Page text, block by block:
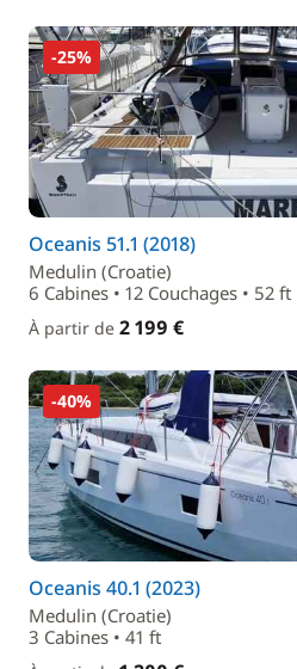
-25%
Oceanis 51.1 (2018)
Medulin (Croatie)
6 Cabines • 12 Couchages • 52 ft
À partir de 2 199 €
-40%
Oceanis 40.1 (2023)
Medulin (Croatie)
3 Cabines • 41 ft